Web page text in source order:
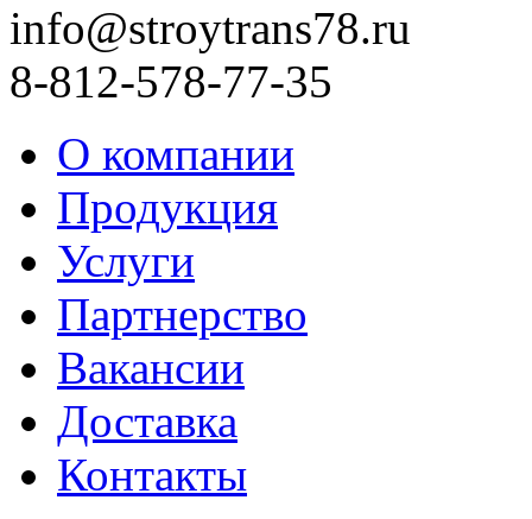
info@stroytrans78.ru
8-812-578-77-35
О компании
Продукция
Услуги
Партнерство
Вакансии
Доставка
Контакты